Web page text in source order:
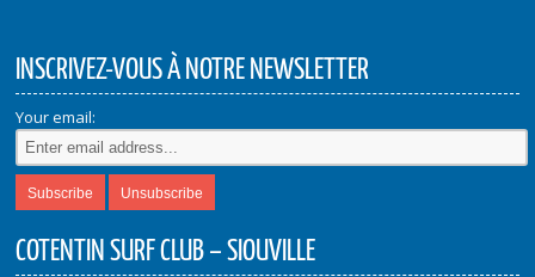
INSCRIVEZ-VOUS À NOTRE NEWSLETTER
Your email:
COTENTIN SURF CLUB – SIOUVILLE